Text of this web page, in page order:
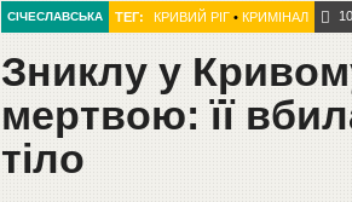
СІЧЕСЛАВСЬКА ТЕГ: КРИВИЙ РІГ• КРИМІНАЛ 10
Зниклу у
мертвою: її
тіло